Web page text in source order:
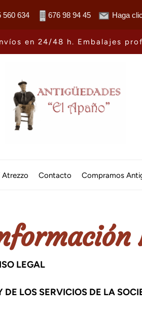
560 634 676 98 94 45 Haga
en 24/48 h. Embalajes
El
Atrezzo Contacto Compramos
LEGAL
DE LOS SERVICIOS DE LA